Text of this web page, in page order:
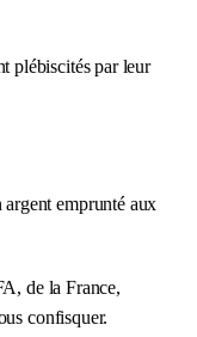
plébiscités par leur
argent emprunté aux
de la France,
confisquer.